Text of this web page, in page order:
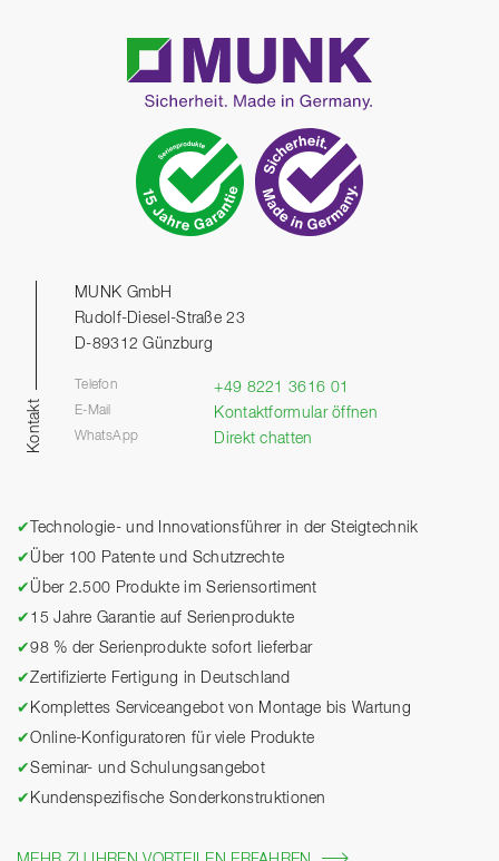
Kontakt
MUNK GmbH
Rudolf-Diesel-Straße 23
D-89312 Günzburg
Telefon +49 8221 3616 01
E-Mail Kontaktformular öffnen
WhatsApp Direkt chatten
✔
Technologie- und Innovationsführer in der Steigtechnik
✔ Über 100 Patente und Schutzrechte
✔ Über 2.500 Produkte im Seriensortiment
✔ 15 Jahre Garantie auf Serienprodukte
✔98 % der Serienprodukte sofort lieferbar
✔Zertifizierte Fertigung in Deutschland
✔ Komplettes Serviceangebot von Montage bis Wartung
✔Online-Konfiguratoren für viele Produkte
✔Seminar- und Schulungsangebot
✔ Kundenspezifische Sonderkonstruktionen